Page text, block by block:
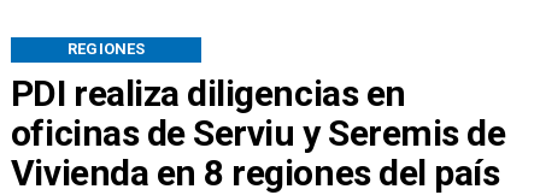
PDI realiza diligencias en
oficinas de Serviu y Seremis de
Vivienda en 8 regiones del país
REGIONES